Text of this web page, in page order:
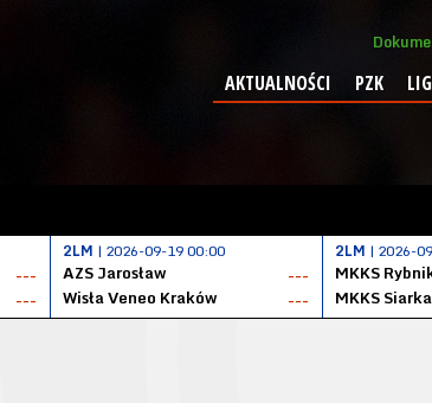
AKTUALNOŚCI PZK
---
---
2LM | 2026-09-19 00:00
AZS Jarosław
---
Wisła Veneo Kraków
---
2LM | 2026-
MKKS
MKKS